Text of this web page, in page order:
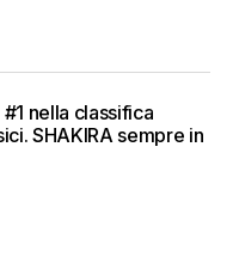
nella classifica
SHAKIRA sempre in